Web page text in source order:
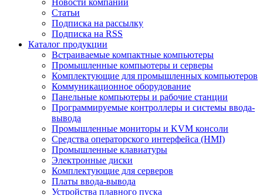
Новости компании
Статьи
Подписка на рассылку
Подписка на RSS
Каталог продукции
Встраиваемые компактные компьютеры
Промышленные компьютеры и серверы
Комплектующие для промышленных компьютеров
Коммуникационное оборудование
Панельные компьютеры и рабочие станции
Программируемые контроллеры и системы ввода-
вывода
Промышленные мониторы и KVM консоли
Средства операторского интерфейса (HMI)
Промышленные клавиатуры
Электронные диски
Комплектующие для серверов
Платы ввода-вывода
Устройства плавного пуска